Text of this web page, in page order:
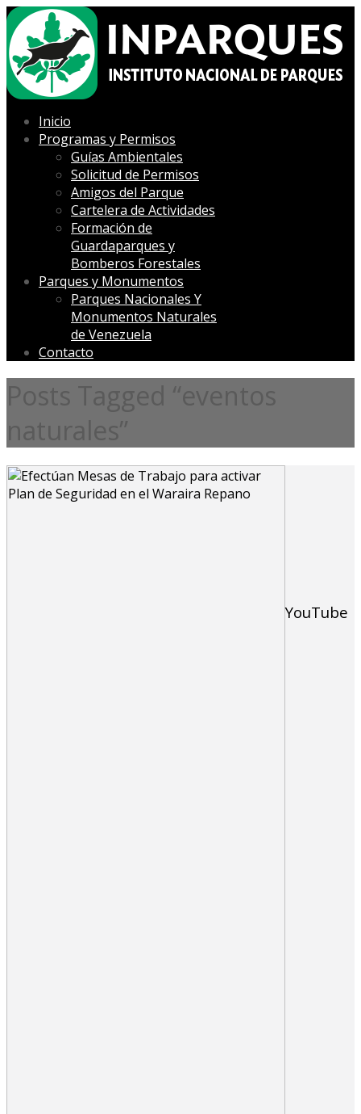
Inicio
Programas y Permisos
Guías Ambientales
Solicitud de Permisos
Amigos del Parque
Cartelera de Actividades
Formación de
Guardaparques y
Bomberos Forestales
Parques y Monumentos
Parques Nacionales Y
Monumentos Naturales
de Venezuela
Contacto
Posts Tagged “eventos
naturales”
YouTube